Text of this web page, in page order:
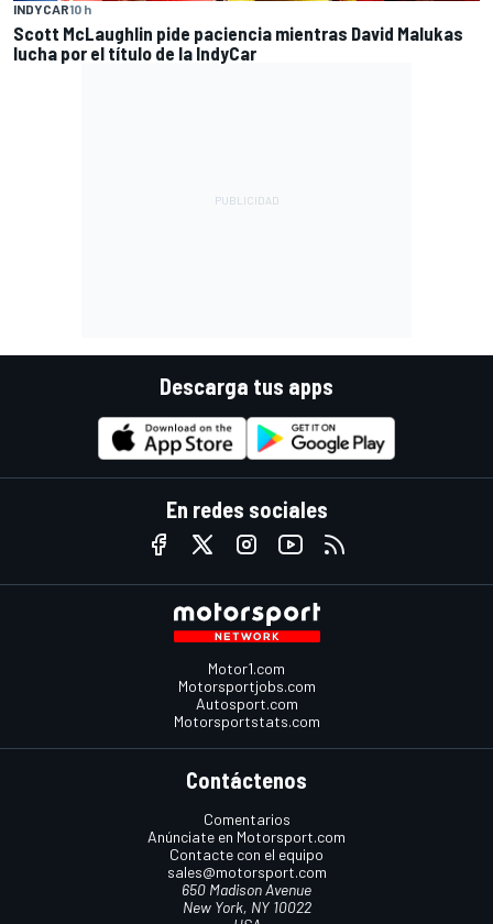
INDYCAR10 h
Scott McLaughlin pide paciencia mientras David Malukas
lucha por el título de la IndyCar
Descarga tus apps
En redes sociales
Motor1.com
Motorsportjobs.com
Autosport.com
Motorsportstats.com
Contáctenos
Comentarios
Anúnciate en Motorsport.com
Contacte con el equipo
sales@motorsport.com
650 Madison Avenue
New York, NY 10022